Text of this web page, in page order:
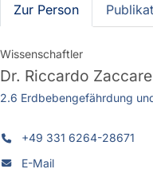
Zur Person
Wissenschaftler
Dr. Riccardo
2.6 Erdbebengefährdung
+49 331 6264-28671
E-Mail